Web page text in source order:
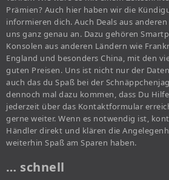
Prämien? Auch hier haben wir die
informieren dich. Auch Deals aus
uns ganz genau an. Dazu gehören
Konsolen aus anderen Ländern wie
England und besonders China, mit den
guten Preisen. Uns ist nicht nur der
auch das du Spaß bei der
dennoch mal dazu kommen, dass Du
jederzeit über das Kontaktformular
gerne weiter. Wenn es notwendig ist,
Händler direkt und klären die
weiterhin Spaß am Sparen haben.
… schnell